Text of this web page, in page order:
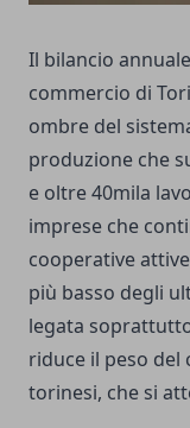
Il bilancio
commercio di
ombre del
produzione che
e oltre 40mila
imprese che
cooperative
più basso degli
legata
riduce il peso
torinesi, che si